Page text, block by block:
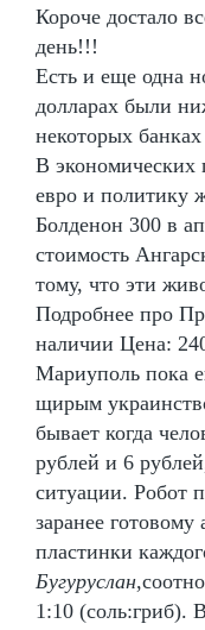
Короче достало
день!!!
Есть и еще одна
долларах были
некоторых
В
евро и политику
Болденон 300 в
стоимость
тому, что эти
Подробнее про
наличии Цена:
Мариуполь пока
щирым
бывает когда
рублей и 6
ситуации. Робот
заранее
пластинки
Бугуруслан
1:10 (соль:гриб).